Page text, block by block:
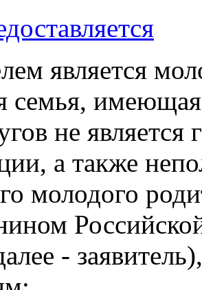
является
семья, имеющая
не
а также
молодого
-